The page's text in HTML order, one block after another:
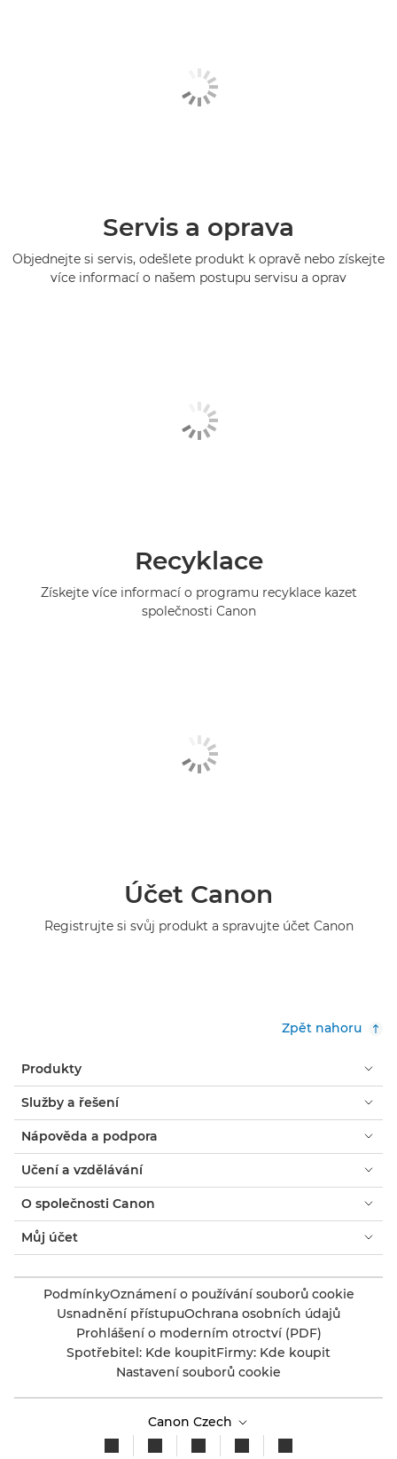
Servis a oprava
Objednejte si servis, odešlete produkt k opravě nebo získejte
více informací o našem postupu servisu a oprav
Recyklace
Získejte více informací o programu recyklace kazet
společnosti Canon
Účet Canon
Registrujte si svůj produkt a spravujte účet Canon
Zpět nahoru
Produkty
Služby a řešení
Nápověda a podpora
Učení a vzdělávání
O společnosti Canon
Můj účet
PodmínkyOznámení o používání souborů cookie
Usnadnění přístupuOchrana osobních údajů
Prohlášení o moderním otroctví (PDF)
Spotřebitel: Kde koupitFirmy: Kde koupit
Nastavení souborů cookie
Canon Czech